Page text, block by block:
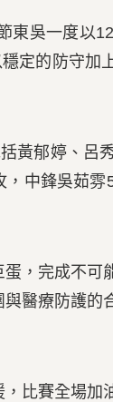
吳一度以
定的防守加
郁婷、呂
中鋒吳茹
，完成不可
醫療防護的
比賽全場加